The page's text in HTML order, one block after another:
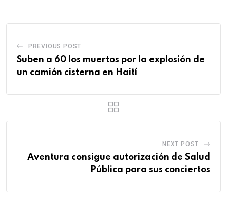
PREVIOUS POST
Suben a 60 los muertos por la explosión de
un camión cisterna en Haití
NEXT POST
Aventura consigue autorización de Salud
Pública para sus conciertos